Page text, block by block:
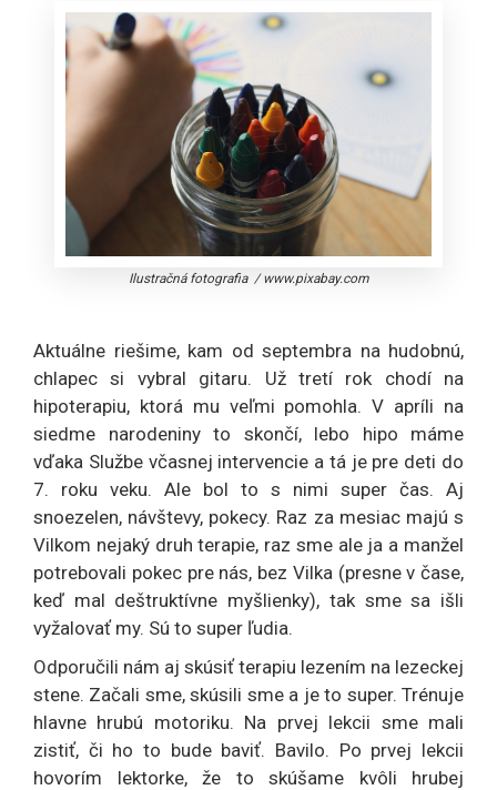
Ilustračná fotografia /www.pixabay.com
Aktuálne riešime, kam od septembra na hudobnú,
chlapec si vybral gitaru. Už tretí rok chodí na
hipoterapiu, ktorá mu veľmi pomohla. V apríli na
siedme narodeniny to skončí, lebo hipo máme
vďaka Službe včasnej intervencie a tá je pre deti do
7. roku veku. Ale bol to s nimi super čas. Aj
snoezelen, návštevy, pokecy. Raz za mesiac majú s
Vilkom nejaký druh terapie, raz sme ale ja a manžel
potrebovali pokec pre nás, bez Vilka (presne v čase,
keď mal deštruktívne myšlienky), tak sme sa išli
vyžalovať my. Sú to super ľudia.
Odporučili nám aj skúsiť terapiu lezením na lezeckej
stene. Začali sme, skúsili sme a je to super. Trénuje
hlavne hrubú motoriku. Na prvej lekcii sme mali
zistiť, či ho to bude baviť. Bavilo. Po prvej lekcii
hovorím lektorke, že to skúšame kvôli hrubej